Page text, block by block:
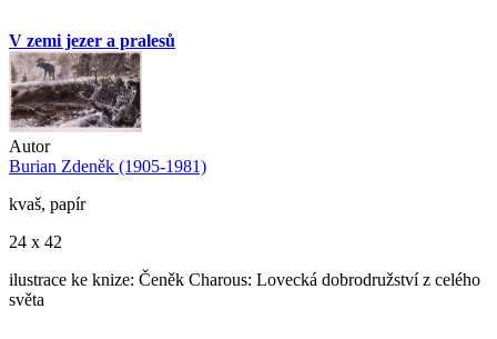
V zemi jezer a pralesů
Autor
Burian Zdeněk (1905-1981)
kvaš, papír
24 x 42
ilustrace ke knize: Čeněk Charous: Lovecká dobrodružství z celého
světa